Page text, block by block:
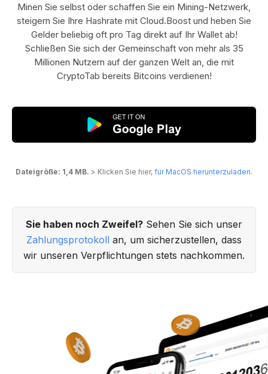
Minen Sie selbst oder schaffen Sie ein Mining-Netzwerk,
steigern Sie Ihre Hashrate mit Cloud.Boost und heben Sie
Gelder beliebig oft pro Tag direkt auf Ihr Wallet ab!
Schließen Sie sich der Gemeinschaft von mehr als 35
Millionen Nutzern auf der ganzen Welt an, die mit
CryptoTab bereits Bitcoins verdienen!
Dateigröße: 1,4 MB. > Klicken Sie hier, für MacOS herunterzuladen.
Sie haben noch Zweifel? Sehen Sie sich unser
Zahlungsprotokoll an, um sicherzustellen, dass
wir unseren Verpflichtungen stets nachkommen.